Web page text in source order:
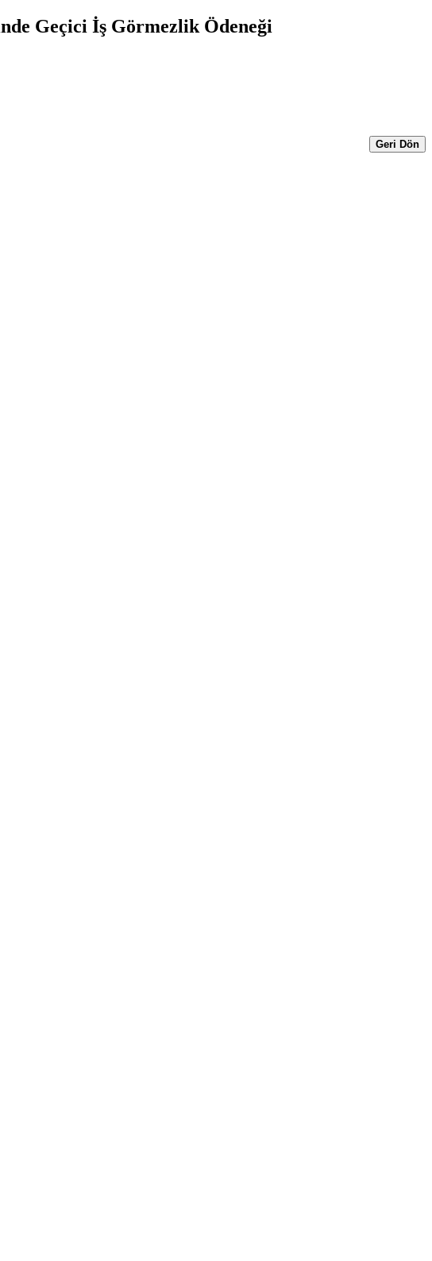
Geçici İş Görmezlik Ödeneği
Geri Dön